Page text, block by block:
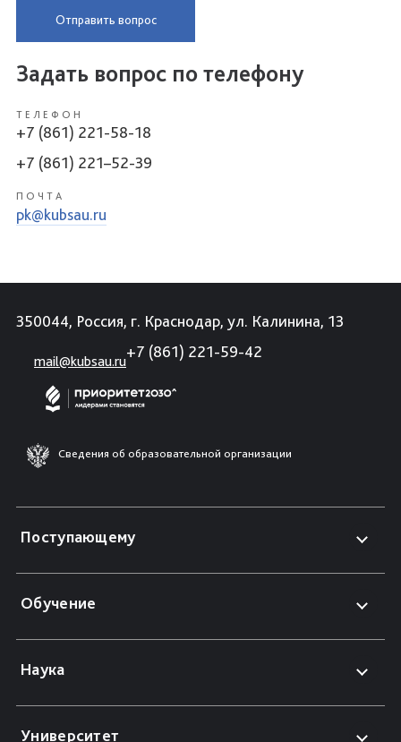
Отправить вопрос
Задать вопрос по телефону
ТЕЛЕФОН
+7 (861) 221-58-18
+7 (861) 221–52-39
ПОЧТА
pk@kubsau.ru
350044, Россия, г. Краснодар, ул. Калинина, 13
mail@kubsau.ru
+7 (861) 221-59-42
Сведения об образовательной организации
Поступающему
Обучение
Наука
Университет